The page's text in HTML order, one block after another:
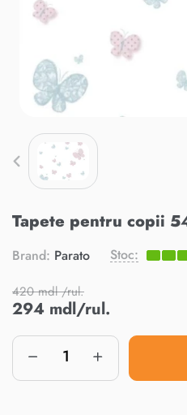
Tapete pentru copii
Brand: Parato Stoc:
420 mdl /rul.
294 mdl/rul.